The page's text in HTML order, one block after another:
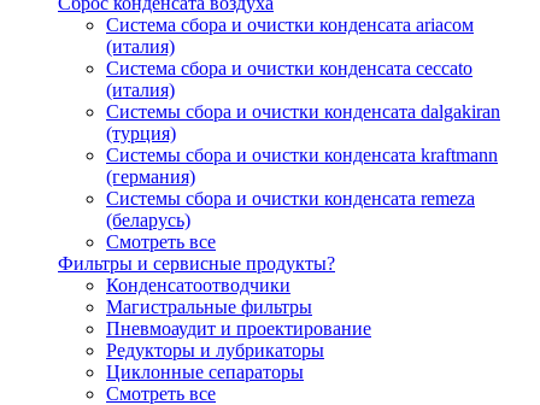
Система сбора и очистки конденсата ariacом
(италия)
Система сбора и очистки конденсата ceccato
(италия)
Системы сбора и очистки конденсата dalgakiran
(турция)
Системы сбора и очистки конденсата kraftmann
(германия)
Системы сбора и очистки конденсата remeza
(беларусь)
Смотреть все
Фильтры и сервисные продукты?
Конденсатоотводчики
Магистральные фильтры
Пневмоаудит и проектирование
Редукторы и лубрикаторы
Циклонные сепараторы
Смотреть все